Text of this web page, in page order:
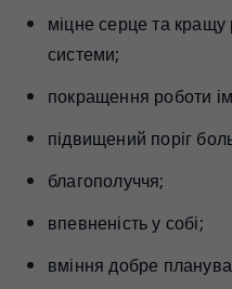
міцне серце та
системи;
покращення роботи
підвищений поріг
благополуччя;
впевненість у собі;
вміння добре